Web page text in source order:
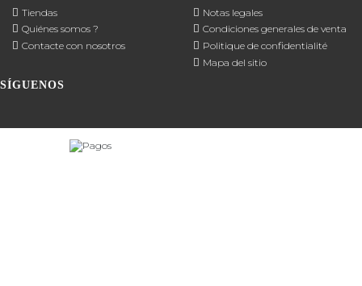
Tiendas
Quiénes somos ?
Contacte con nosotros
Notas legales
Condiciones generales de venta
Politique de confidentialité
Mapa del sitio
SÍGUENOS